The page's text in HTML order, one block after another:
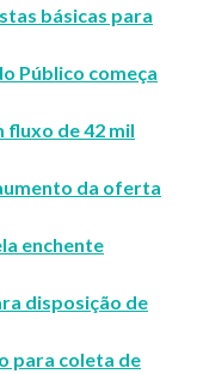
básicas para
Público começa
de 42 mil
da oferta
enchente
disposição de
para coleta de